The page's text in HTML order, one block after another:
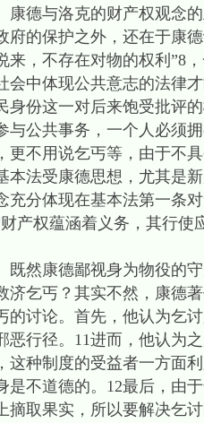
与洛克的财产权观念的
府的保护之外，还在于康
来，不存在对物的权利”8
会中体现公共意志的法律
身份这一对后来饱受批评
与公共事务，一个人必须
更不用说乞丐等，由于不
本法受康德思想，尤其是
充分体现在基本法第一条
产权蕴涵着义务，其行使
康德鄙视身为物役的守
济乞丐？其实不然，康德
的讨论。首先，他认为乞
恶行径。11进而，他认为
这种制度的受益者一方面
是不道德的。12最后，由
摘取果实，所以要解决乞